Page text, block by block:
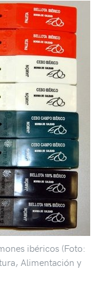
ibéricos (Foto:
Alimentación y